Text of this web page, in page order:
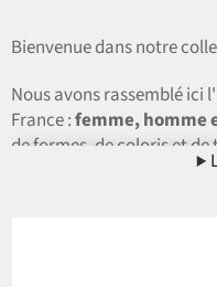
Bienvenue dans notre
Nous avons rassemblé ici
France :femme, homme
de formes, de coloris et de